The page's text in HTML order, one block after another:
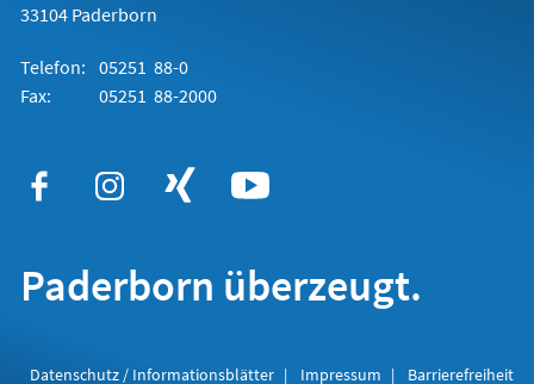
33104 Paderborn
Telefon: 05251 88-0
Fax:
05251 88-2000
Paderborn überzeugt.
Datenschutz / Informationsblätter Impressum Barrierefreiheit